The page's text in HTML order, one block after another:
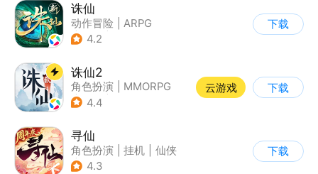
诛仙
动作冒险
ARPG
| 仙侠
4.2
下载
诛仙2
角色扮演
MMORPG
| 仙侠
4.4
云游戏 下载
寻仙
角色扮演 挂机
仙侠
| 寻仙
4.3
下载